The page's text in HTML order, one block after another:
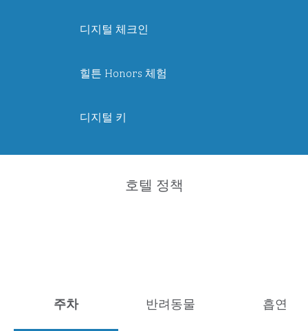
디지털 체크인
힐튼 Honors 체험
디지털 키
호텔 정책
주차 반려동물 흡연